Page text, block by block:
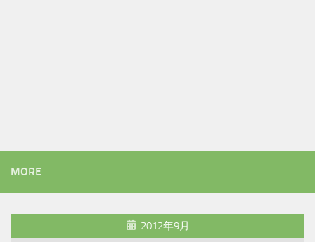
MORE
2012年9月